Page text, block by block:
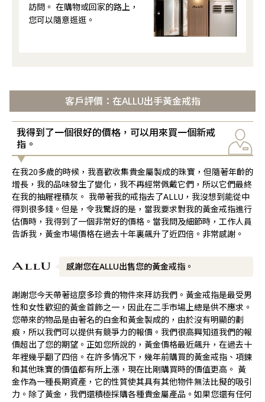
訪問。 在購物或回家的路上，
您可以隨意逛逛。
客戶評價：在ALLU出手黃金戒指
我得到了一個很好的價格，可以用來買一個新戒
指。
在我20多歲的時候，我喜歡收集貴金屬製成的珠寶，但隨著年齡的
增長，我的品味發生了變化，我不再經常佩戴它們，所以它們最終
在我的抽屜裡積灰。 我帶著我的戒指去了ALLU，我沒想到能從中
得到很多錢。但是，令我驚訝的是，當我要求對我的黃金戒指進行
估價時，我得到了一個非常好的價格。當我問及細節時，工作人員
告訴我，黃金市場價格在過去十年裏飆升了近四倍。非常感謝。
感謝您在ALLU出售您的黃金戒指。
謝謝您今天帶著這麼多珍貴的物件來拜訪我們。黃金戒指是最受男
性和女性歡迎的黃金首飾之一，因此在二手市場上總是供不應求。
您帶來的物品是由著名的白金和黃金製成的，由於沒有明顯的劃
痕，所以我們可以提供有競爭力的報價。我們很高興知道我們的報
價超出了您的期望。正如您所說的，黃金價格最近飆升，在過去十
年裡幾乎翻了四倍。在許多情况下，幾年前購買的黃金戒指、項鍊
和其他珠寶的價值都有所上漲，現在比剛購買時的價值更高。 黃
金作為一種長期資產，它的性質使其具有其他物件無法比擬的吸引
力。除了黃金，我們還積極採購各種貴金屬產品。如果您還有任何